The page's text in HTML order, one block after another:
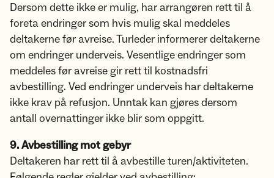
Dersom dette ikke er mulig, har arrangøren rett til å
foreta endringer som hvis mulig skal meddeles
deltakerne før avreise. Turleder informerer deltakerne
om endringer underveis. Vesentlige endringer som
meddeles før avreise gir rett til kostnadsfri
avbestilling. Ved endringer underveis har deltakerne
ikke krav på refusjon. Unntak kan gjøres dersom
antall overnattinger ikke blir som oppgitt.
9. Avbestilling mot gebyr
Deltakeren har rett til å avbestille turen/aktiviteten.